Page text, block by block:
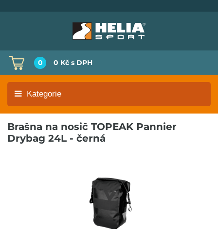
0 0 Kč s DPH
Kategorie
Brašna na nosič TOPEAK Pannier
Drybag 24L - černá